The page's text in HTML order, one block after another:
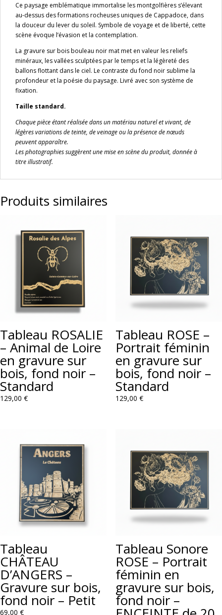
StandardCe paysage emblématique immortalise les montgolfières s’élevant
au-dessus des formations rocheuses uniques de Cappadoce, dans
la douceur du lever du soleil. Symbole de voyage et de liberté, cette
scène évoque l’évasion et la contemplation.
La gravure sur bois bouleau noir mat met en valeur les reliefs
minéraux, les vallées sculptées par le temps et la légèreté des
ballons flottant dans le ciel. Le contraste du fond noir sublime la
profondeur et la poésie du paysage. Livré avec son système de
fixation.
Taille standard.
Chaque pièce étant réalisée dans un matériau naturel et vivant, de
légères variations de teinte, de veinage ou la présence de nœuds
peuvent apparaître.
Les photographies suggèrent une mise en scène du produit, donnée à
titre illustratif.
Produits similaires
Tableau ROSALIE
– Animal de Loire
en gravure sur
bois, fond noir –
Standard
129,00 €
Tableau ROSE –
Portrait féminin
en gravure sur
bois, fond noir –
Standard
129,00 €
Tableau
CHÂTEAU
D’ANGERS –
Gravure sur bois,
fond noir – Petit
69,00 €
Tableau Sonore
ROSE – Portrait
féminin en
gravure sur bois,
fond noir –